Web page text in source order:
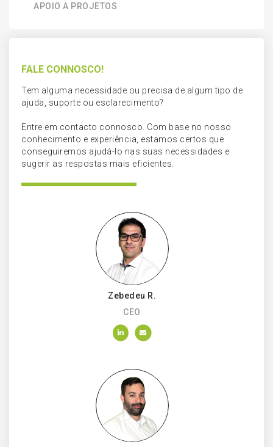
APOIO A PROJETOS
FALE CONNOSCO!
Tem alguma necessidade ou precisa de algum tipo de
ajuda, suporte ou esclarecimento?
Entre em contacto connosco. Com base no nosso
conhecimento e experiência, estamos certos que
conseguiremos ajudá-lo nas suas necessidades e
sugerir as respostas mais eficientes.
Zebedeu R.
CEO